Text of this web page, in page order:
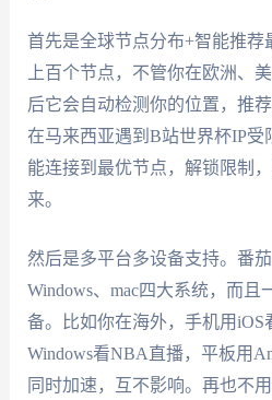
首先是全球节点分布+智能推荐
上百个节点，不管你在欧洲、
后它会自动检测你的位置，推
在马来西亚遇到B站世界杯IP受
能连接到最优节点，解锁限制
来。
然后是多平台多设备支持。番茄
Windows、mac四大系统，而
备。比如你在海外，手机用iOS
Windows看NBA直播，平板用
同时加速，互不影响。再也不